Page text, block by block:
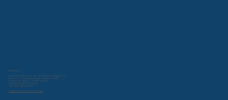
Contacto:
Sociedad Mexicana de Cirugía Neurológica A.C.
Miami 47, Nápoles, Benito Juárez, 03810
Ciudad de México, CDMX, Mexico
contacto@smcn.org.mx
+52 (55) 5543 0013
Política de Privacidad Online